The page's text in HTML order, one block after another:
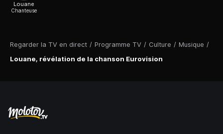
Regarder la TV en direct / Programme TV / Culture / Musique /
Louane, révélation de la chanson Eurovision
Louane
Chanteuse